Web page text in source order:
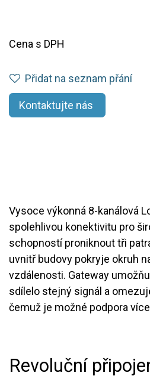
Cena s DPH
Přidat na seznam přání
Kontaktujte nás
Vysoce výkonná 8-kanálová
spolehlivou konektivitu pro
schopností proniknout tři
uvnitř budovy pokryje okruh
vzdálenosti. Gateway
sdílelo stejný signál a
čemuž je možné podpora
Revoluční